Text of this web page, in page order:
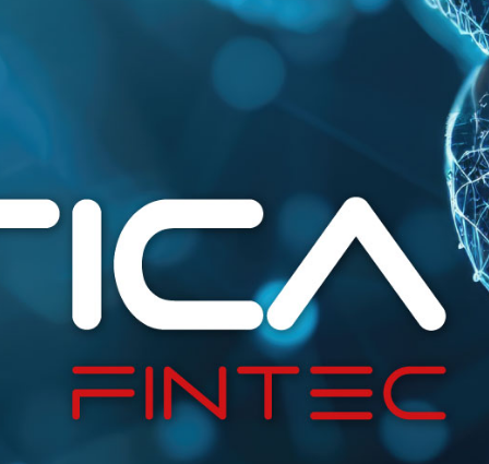
fins detalhados no ponto e) - marketing sem perfil
(SE VOCÊ TEM MENOS DE 18 ANOS DE IDADE, ESTE
Other Case Studies